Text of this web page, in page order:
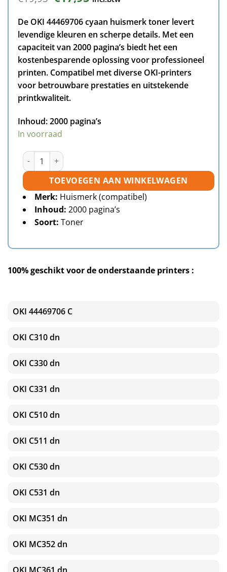
prijs
was:
€19,95.
prijs
€17,95.
De OKI 44469706 cyaan huismerk toner levert
levendige kleuren en scherpe details. Met een
capaciteit van 2000 pagina’s biedt het een
kostenbesparende oplossing voor professioneel
printen. Compatibel met diverse OKI-printers
voor betrouwbare prestaties en uitstekende
printkwaliteit.
Inhoud:2000 pagina’s
In voorraad
OKI 44469706 toner cyaan huismerk aantal
TOEVOEGEN AAN WINKELWAGEN
Merk: Huismerk (compatibel)
Inhoud: 2000 pagina’s
Soort: Toner
100% geschikt voor de onderstaande printers :
OKI 44469706 C
OKI C310 dn
OKI C330 dn
OKI C331 dn
OKI C510 dn
OKI C511 dn
OKI C530 dn
OKI C531 dn
OKI MC351 dn
OKI MC352 dn